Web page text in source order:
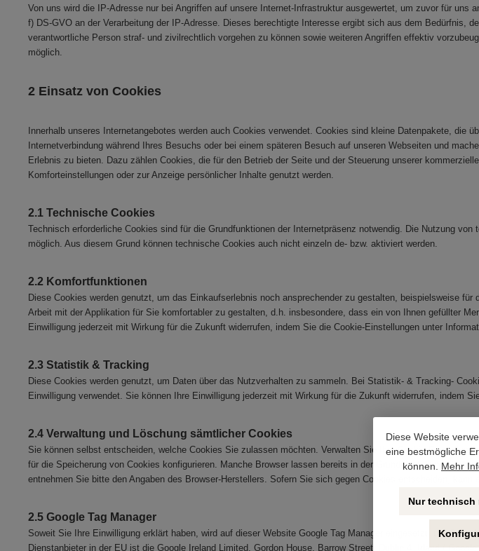
Von uns wird die IP-Adresse nur bei Angriffen auf unsere Internet-Infrastruktur ausgewertet, um zuvor für
f) DS-GVO an der Verarbeitung der IP-Adresse. Dieses berechtigte Interesse ergibt sich aus dem Bedürfnis,
verantwortliche Person straf- und zivilrechtlich vorgehen zu können sowie weiteren Angriffen effektiv
möglich.
2 Einsatz von Cookies
Innerhalb unseres Internetangebotes werden auch Cookies verwendet. Cookies sind kleine Datenpakete,
Internetverbindung während Ihres Besuchs oder bei einem späteren Besuch auf unseren Webseiten und
Erlebnis zu bieten. Dazu zählen Cookies, die für den Betrieb der Seite und der Steuerung unserer
Komforteinstellungen oder zur Anzeige persönlicher Inhalte genutzt werden.
2.1 Technische Cookies
Technisch erforderliche Cookies sind für die Grundfunktionen der Internetpräsenz notwendig. Die Nutzung
möglich. Aus diesem Grund können technische Cookies auch nicht einzeln de- bzw. aktiviert werden.
2.2 Komfortfunktionen
Diese Cookies werden genutzt, um das Einkaufserlebnis noch ansprechender zu gestalten, beispielsweise
Arbeit mit der Applikation für Sie komfortabler zu gestalten, d.h. insbesondere, dass ein von Ihnen gefüllter
Einwilligung jederzeit mit Wirkung für die Zukunft widerrufen, indem Sie die Cookie-Einstellungen unter
2.3 Statistik & Tracking
Diese Cookies werden genutzt, um Daten über das Nutzverhalten zu sammeln. Bei Statistik- & Tracking-
Einwilligung verwendet. Sie können Ihre Einwilligung jederzeit mit Wirkung für die Zukunft widerrufen, indem
2.4 Verwaltung und Löschung sämtlicher Cookies
Sie können selbst entscheiden, welche Cookies Sie zulassen möchten. Verwalten Sie Ihre Cookie-
für die Speicherung von Cookies konfigurieren. Manche Browser lassen bereits in der Grundeinstellung
entnehmen Sie bitte den Angaben des Browser-Herstellers. Sofern Sie sich gegen Cookies entscheiden,
2.5 Google Tag Manager
Soweit Sie Ihre Einwilligung erklärt haben, wird auf dieser Website Google Tag Manager eingesetzt, um
Dienstanbieter in der EU ist die Google Ireland Limited, Gordon House, Barrow Street, Dublin 4, Irland
Diese Website
eine bestmögliche
können. Mehr
Nur technisch